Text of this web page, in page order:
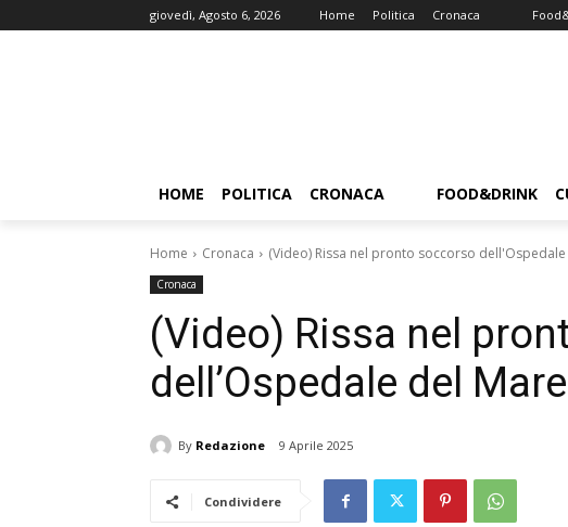
giovedì, Agosto 6, 2026 Home Politica Cronaca
HOME POLITICA CRONACA FOOD&DRINK
Home Cronaca (Video) Rissa nel pronto soccorso
Cronaca
(Video) Rissa nel
dell’Ospedale del Mare
By Redazione 9 Aprile 2025
Condividere